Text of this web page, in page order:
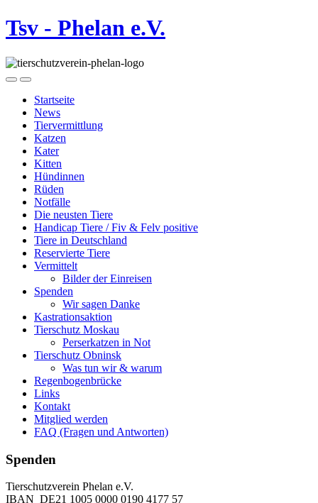
Tsv - Phelan e.V.
Startseite
News
Tiervermittlung
Katzen
Kater
Kitten
Hündinnen
Rüden
Notfälle
Die neusten Tiere
Handicap Tiere / Fiv & Felv positive
Tiere in Deutschland
Reservierte Tiere
Vermittelt
Bilder der Einreisen
Spenden
Wir sagen Danke
Kastrationsaktion
Tierschutz Moskau
Perserkatzen in Not
Tierschutz Obninsk
Was tun wir & warum
Regenbogenbrücke
Links
Kontakt
Mitglied werden
FAQ (Fragen und Antworten)
Spenden
Tierschutzverein Phelan e.V.
IBAN DE21 1005 0000 0190 4177 57